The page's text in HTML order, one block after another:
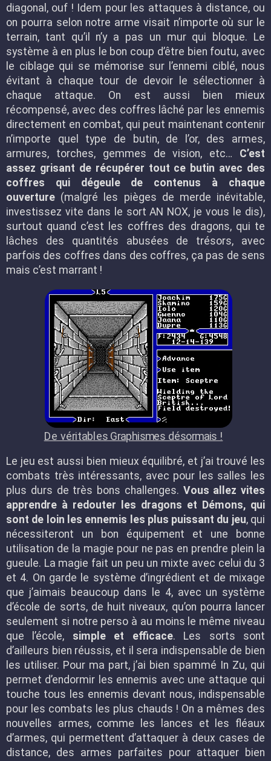
diagonal, ouf ! Idem pour les attaques à distance, ou
on pourra selon notre arme visait n’importe où sur le
terrain, tant qu’il n’y a pas un mur qui bloque. Le
système à en plus le bon coup d’être bien foutu, avec
le ciblage qui se mémorise sur l’ennemi ciblé, nous
évitant à chaque tour de devoir le sélectionner à
chaque attaque. On est aussi bien mieux
récompensé, avec des coffres lâché par les ennemis
directement en combat, qui peut maintenant contenir
n’importe quel type de butin, de l’or, des armes,
armures, torches, gemmes de vision, etc… C’est
assez grisant de récupérer tout ce butin avec des
coffres qui dégeule de contenus à chaque
ouverture (malgré les pièges de merde inévitable,
investissez vite dans le sort AN NOX, je vous le dis),
surtout quand c’est les coffres des dragons, qui te
lâches des quantités abusées de trésors, avec
parfois des coffres dans des coffres, ça pas de sens
mais c’est marrant !
De véritables Graphismes désormais !
Le jeu est aussi bien mieux équilibré, et j’ai trouvé les
combats très intéressants, avec pour les salles les
plus durs de très bons challenges. Vous allez vites
apprendre à redouter les dragons et Démons, qui
sont de loin les ennemis les plus puissant du jeu, qui
nécessiteront un bon équipement et une bonne
utilisation de la magie pour ne pas en prendre plein la
gueule. La magie fait un peu un mixte avec celui du 3
et 4. On garde le système d’ingrédient et de mixage
que j’aimais beaucoup dans le 4, avec un système
d’école de sorts, de huit niveaux, qu’on pourra lancer
seulement si notre perso à au moins le même niveau
que l’école, simple et efficace. Les sorts sont
d’ailleurs bien réussis, et il sera indispensable de bien
les utiliser. Pour ma part, j’ai bien spammé In Zu, qui
permet d’endormir les ennemis avec une attaque qui
touche tous les ennemis devant nous, indispensable
pour les combats les plus chauds ! On a mêmes des
nouvelles armes, comme les lances et les fléaux
d’armes, qui permettent d’attaquer à deux cases de
distance, des armes parfaites pour attaquer bien